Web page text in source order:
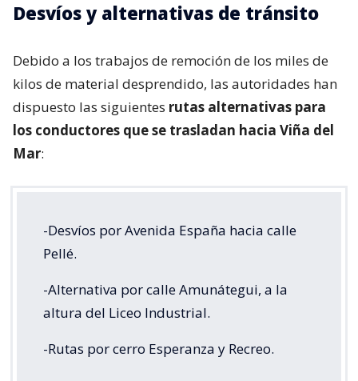
Desvíos y alternativas de tránsito
Debido a los trabajos de remoción de los miles de
kilos de material desprendido, las autoridades han
dispuesto las siguientes rutas alternativas para
los conductores que se trasladan hacia Viña del
Mar:
-Desvíos por Avenida España hacia calle
Pellé.
-Alternativa por calle Amunátegui, a la
altura del Liceo Industrial.
-Rutas por cerro Esperanza y Recreo.